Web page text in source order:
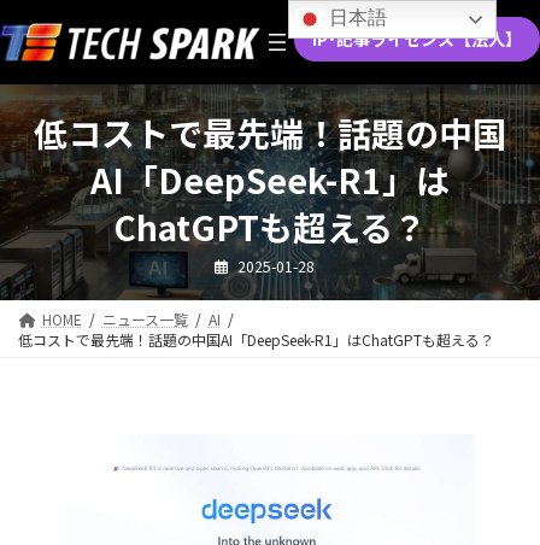
ン
テ
ン
ツ
へ
ス
キ
ッ
ビ
ゲ
ー
シ
ョ
ン
に
移
IP･記事ライセンス【法人】
低コストで最先端！話題の中国
AI「DeepSeek-R1」は
ChatGPTも超える？
2025-01-28
HOME ニュース一覧
AI
低コストで最先端！話題の中国AI「DeepSeek-R1」はChatGPTも超える？
日本語